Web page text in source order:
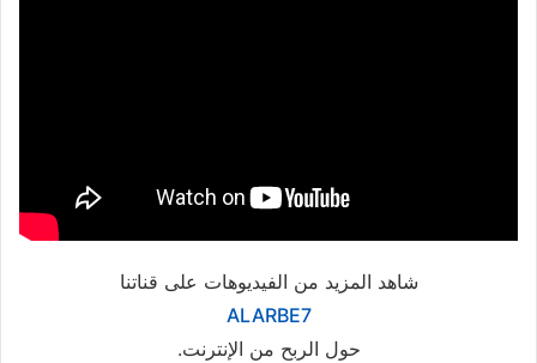
شاهد المزيد من الفيديوهات على قناتنا
ALARBE7
حول الربح من الإنترنت.